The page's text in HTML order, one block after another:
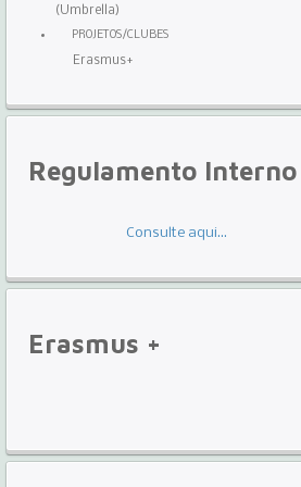
(Umbrella)
PROJETOS/CLUBES
Erasmus+
Regulamento Interno
Consulte aqui...
Erasmus +